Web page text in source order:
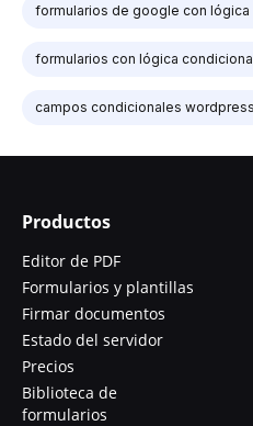
formularios de google con lógica
formularios con lógica
campos condicionales wordpress
Productos
Editor de PDF
Formularios y plantillas
Firmar documentos
Estado del servidor
Precios
Biblioteca de
formularios